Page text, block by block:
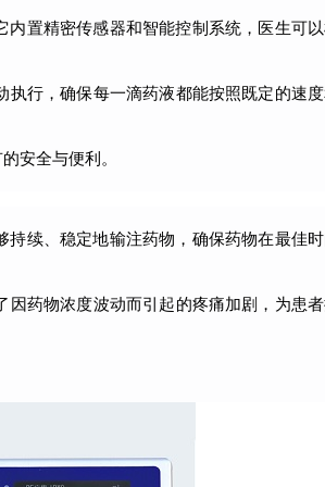
置精密传感器和智能控制系统，医生可
行，确保每一滴药液都能按照既定的速
安全与便利。
续、稳定地输注药物，确保药物在最佳
药物浓度波动而引起的疼痛加剧，为患